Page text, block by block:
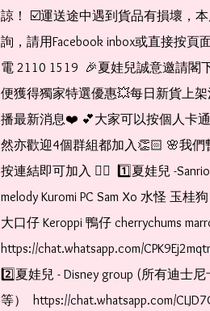
諒！ ☑️運送途中遇到貨品有損壞，本
詢，請用Facebook inbox或直接按頁
電 2110 1519  🎉夏娃兒誠意邀請閣
便獲得獨家特選優惠💥每日新貨上
播最新消息❤️ 💕大家可以按個人卡
然亦歡迎4個群組都加入👏🏻 🌸我們
按連結即可加入 👇🏻  1️⃣夏娃兒 -
melody Kuromi PC Sam Xo 水怪 玉桂
大口仔 Keroppi 鴨仔 cherrychums
https://chat.whatsapp.com/
2️⃣夏娃兒 - Disney group (所有迪士尼
等）  https://chat.whatsapp.com/